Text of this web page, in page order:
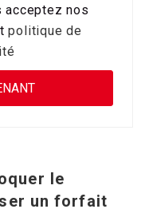
acceptez nos
politique de
le
un forfait